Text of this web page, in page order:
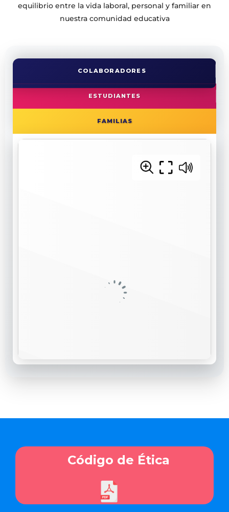
equilibrio entre la vida laboral, personal y familiar en
nuestra comunidad educativa
COLABORADORES
ESTUDIANTES
FAMILIAS
Código de Ética